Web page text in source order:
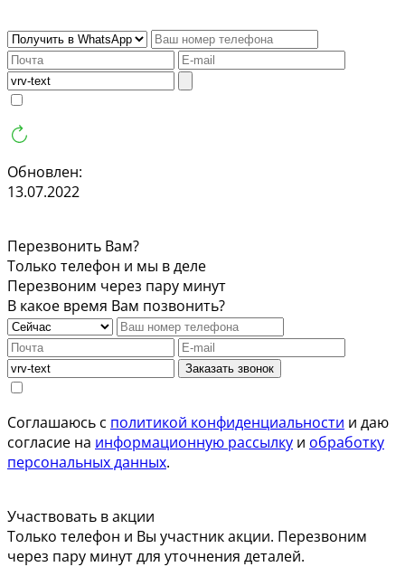
Обновлен:
13.07.2022
Перезвонить Вам?
Только телефон и мы в деле
Перезвоним через пару минут
В какое время Вам позвонить?
Заказать звонок
Соглашаюсь с политикой конфиденциальности и даю
согласие на информационную рассылку и обработку
персональных данных.
Участвовать в акции
Только телефон и Вы участник акции. Перезвоним
через пару минут для уточнения деталей.